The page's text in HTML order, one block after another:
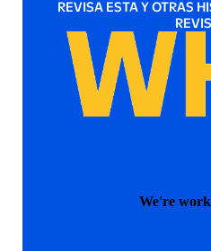
REVISA ESTA Y OTRAS